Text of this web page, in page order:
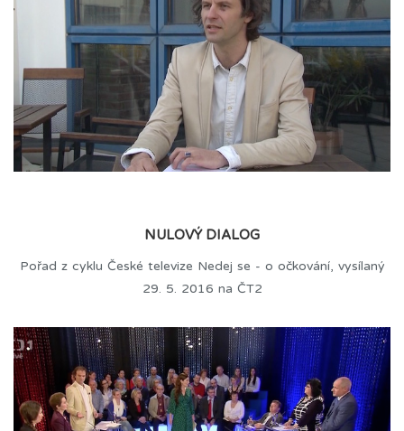
NULOVÝ DIALOG
Pořad z cyklu České televize Nedej se - o očkování, vysílaný
29. 5. 2016 na ČT2